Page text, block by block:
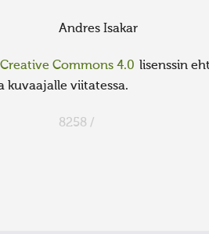
Andres Isakar
Creative Commons 4.0 lisenssin
kuvaajalle viitatessa.
8258 /